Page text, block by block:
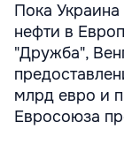
Пока Украина
нефти в
"Дружба",
млрд евро и
Евросоюза